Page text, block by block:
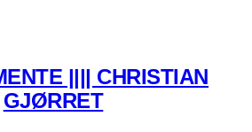
|||| CHRISTIAN
GJØRRET